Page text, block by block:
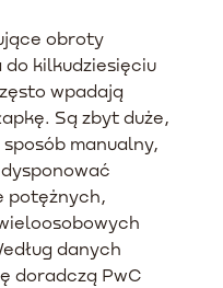
obroty
do kilkudziesięciu
wpadają
Są zbyt duże,
manualny,
potężnych,
danych
doradczą PwC